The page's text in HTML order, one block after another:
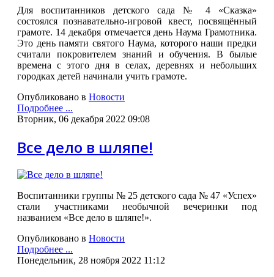
Для воспитанников детского сада № 4 «Сказка»
состоялся познавательно-игровой квест, посвящённый
грамоте. 14 декабря отмечается день Наума Грамотника.
Это день памяти святого Наума, которого наши предки
считали покровителем знаний и обучения. В былые
времена с этого дня в селах, деревнях и небольших
городках детей начинали учить грамоте.
Опубликовано в Новости
Подробнее ...
Вторник, 06 декабря 2022 09:08
Все дело в шляпе!
Воспитанники группы № 25 детского сада № 47 «Успех»
стали участниками необычной вечеринки под
названием «Все дело в шляпе!».
Опубликовано в Новости
Подробнее ...
Понедельник, 28 ноября 2022 11:12